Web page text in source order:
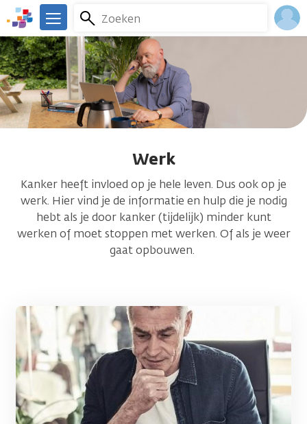
Overslaan
en
naar
de
inhoud
gaan
We
zijn
er
voor
je.
Kanker.nl
Zoeken
Menu
Werk
Kanker heeft invloed op je hele leven. Dus ook op je
werk. Hier vind je de informatie en hulp die je nodig
hebt als je door kanker (tijdelijk) minder kunt
werken of moet stoppen met werken. Of als je weer
gaat opbouwen.
Afbeelding